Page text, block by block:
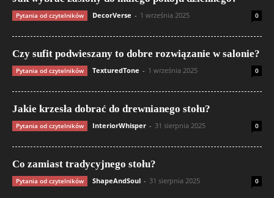
Pytania od czytelników DecorVerse - 1 września 2025 0
Czy sufit podwieszany to dobre rozwiązanie w salonie?
Pytania od czytelników TexturedTone - 1 września 2025 0
Jakie krzesła dobrać do drewnianego stołu?
Pytania od czytelników InteriorWhisper - 31 sierpnia 2025 0
Co zamiast tradycyjnego stołu?
Pytania od czytelników ShapeAndSoul - 31 sierpnia 2025 0